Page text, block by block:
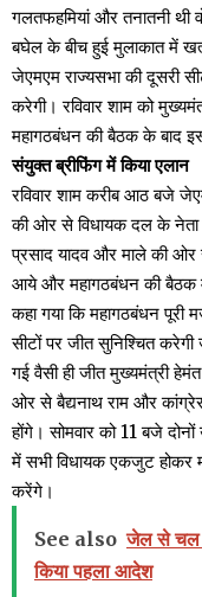
गलतफहमियां और तनातनी थी
बघेल के बीच हुई मुलाकात में
जेएमएम राज्यसभा की दूसरी
करेगी। रविवार शाम को
महागठबंधन की बैठक के बाद
संयुक्त ब्रीफिंग में किया एलान
रविवार शाम करीब आठ बजे
की ओर से विधायक दल के
प्रसाद यादव और माले की ओर
आये और महागठबंधन की बैठक
कहा गया कि महागठबंधन पूरी
सीटों पर जीत सुनिश्चित करेगी
गई वैसी ही जीत मुख्यमंत्री
ओर से बैद्यनाथ राम और
होंगे। सोमवार को 11 बजे
में सभी विधायक एकजुट होकर
करेंगे।
See also जेल से चल
किया पहला आदेश